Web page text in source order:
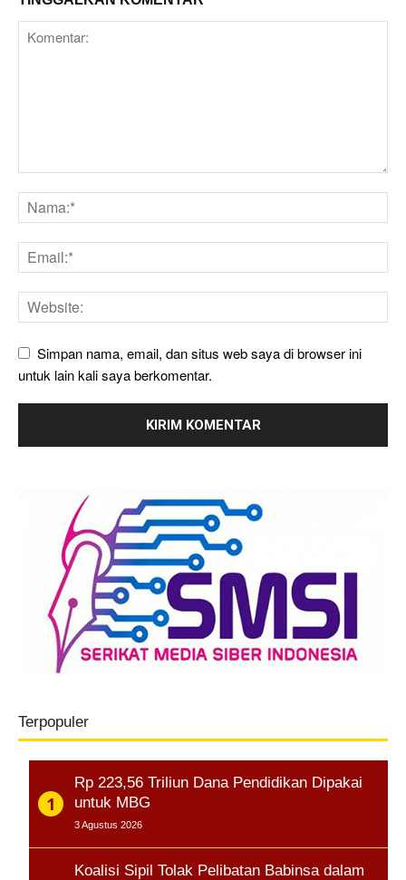
Simpan nama, email, dan situs web saya di browser ini
untuk lain kali saya berkomentar.
Terpopuler
Rp 223,56 Triliun Dana Pendidikan Dipakai
untuk MBG
3 Agustus 2026
Koalisi Sipil Tolak Pelibatan Babinsa dalam